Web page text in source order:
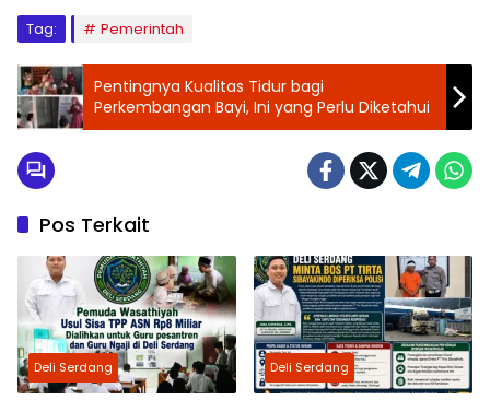
Tag: Pemerintah
Pentingnya Kualitas Tidur bagi
Perkembangan Bayi, Ini yang Perlu Diketahui
Pos Terkait
Deli Serdang Deli Serdang